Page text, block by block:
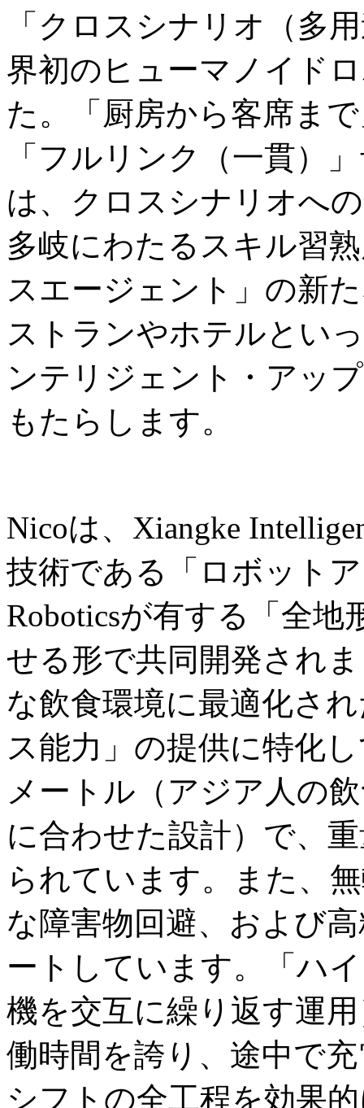
「クロスシナリオ（多
界初のヒューマノイド
た。「厨房から客席ま
「フルリンク（一貫）
は、クロスシナリオへ
多岐にわたるスキル習
スエージェント」の新
ストランやホテルとい
ンテリジェント・アッ
もたらします。
Nicoは、Xiangke
技術である「ロボット
Roboticsが有する「全
せる形で共同開発され
な飲食環境に最適化さ
ス能力」の提供に特化
メートル（アジア人の
に合わせた設計）で、
られています。また、
な障害物回避、および
ートしています。「ハ
機を交互に繰り返す運
働時間を誇り、途中で
シフトの全工程を効果